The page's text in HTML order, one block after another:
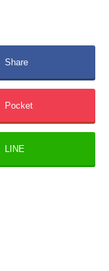
Share
Pocket
LINE